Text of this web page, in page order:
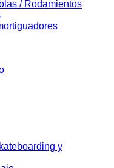
/ Rodamientos
y